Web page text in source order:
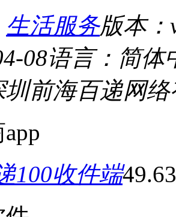
生活服务版本：
08语言：简体
圳前海百递网
100收件端